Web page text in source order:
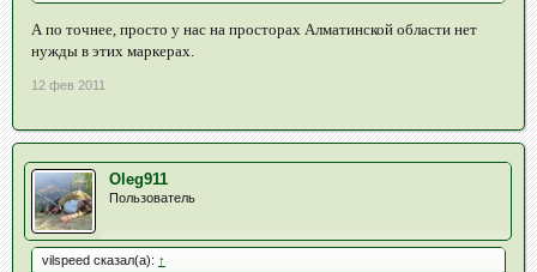
А по точнее, просто у нас на просторах Алматинской области нет
нужды в этих маркерах.
12 фев 2011
Oleg911
Пользователь
vilspeed сказал(а): ↑